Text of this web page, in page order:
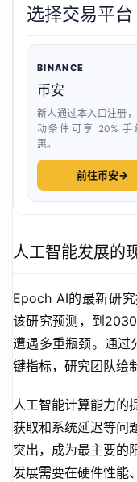
选择交易平台
BINANCE
币安
新人通过本入口注册
动条件可享 20% 手
惠。
前往币安→
人工智能发展的
Epoch AI的最新研
该研究预测，到
遭遇多重瓶颈。通过
键指标，研究团队绘
人工智能计算能力的
获取和系统延迟等问
突出，成为最主要的
发展需要在硬件性能